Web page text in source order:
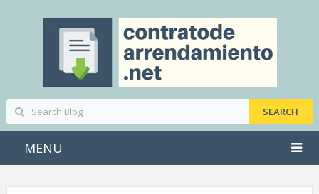
MENU